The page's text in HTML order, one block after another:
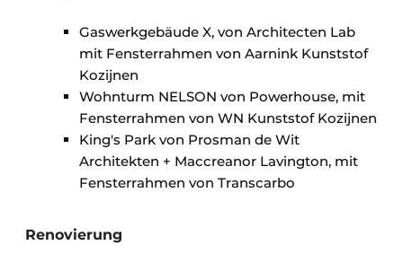
Gaswerkgebäude X, von Architecten Lab
mit Fensterrahmen von Aarnink Kunststof
Kozijnen
Wohnturm NELSON von Powerhouse, mit
Fensterrahmen von WN Kunststof Kozijnen
King's Park von Prosman de Wit
Architekten + Maccreanor Lavington, mit
Fensterrahmen von Transcarbo
Renovierung